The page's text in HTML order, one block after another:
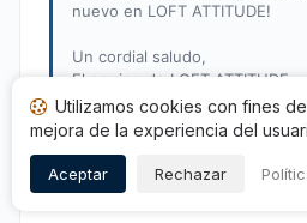
nuevo en LOFT ATTITUDE!
Un cordial saludo,
El equipo de LOFT ATTITUDE
N
Niccolo C.
Utilizamos cookies con fines
mejora de la experiencia del
Aceptar Rechazar